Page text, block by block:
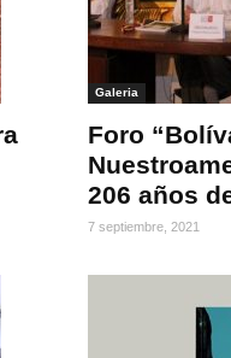
Galeria
Foro
206 años
7 septiembre, 2021